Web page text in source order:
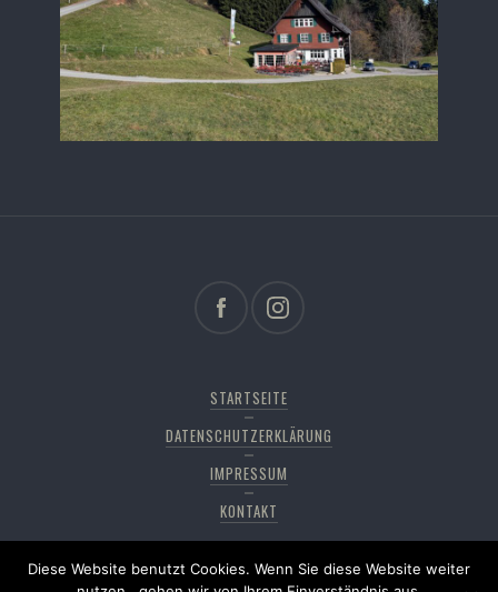
STARTSEITE
DATENSCHUTZERKLÄRUNG
IMPRESSUM
KONTAKT
Copyright © 2026Pfänderdohle . All rights reserved,
Diese Website benutzt Cookies. Wenn Sie diese Website weiter